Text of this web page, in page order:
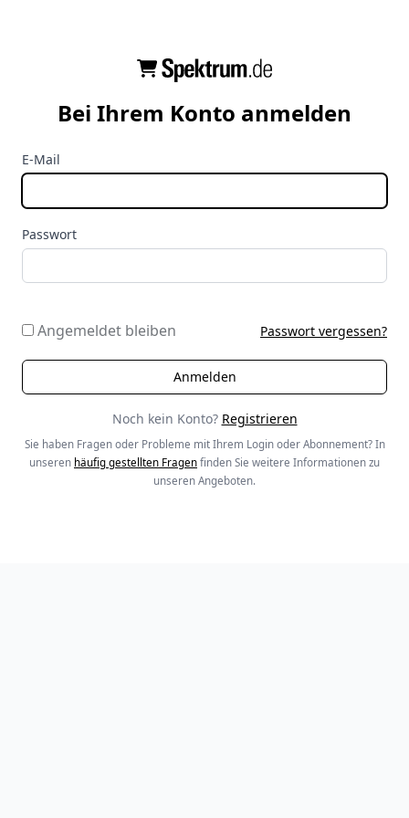
Bei Ihrem Konto anmelden
E-Mail
Passwort
Angemeldet bleiben Passwort vergessen?
Noch kein Konto? Registrieren
Sie haben Fragen oder Probleme mit Ihrem Login oder Abonnement? In
unseren häufig gestellten Fragen finden Sie weitere Informationen zu
unseren Angeboten.